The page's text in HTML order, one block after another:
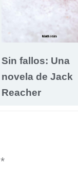
Sin fallos: Una
novela de Jack
Reacher
*